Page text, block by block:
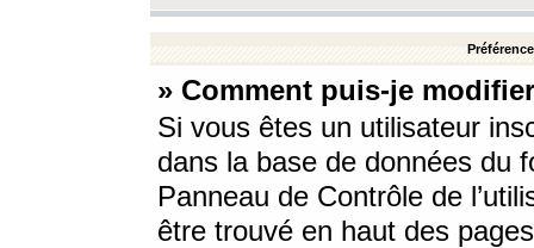
» Comment puis-je
Si vous êtes un utilisateur
dans la base de données du
Panneau de Contrôle de
être trouvé en haut des